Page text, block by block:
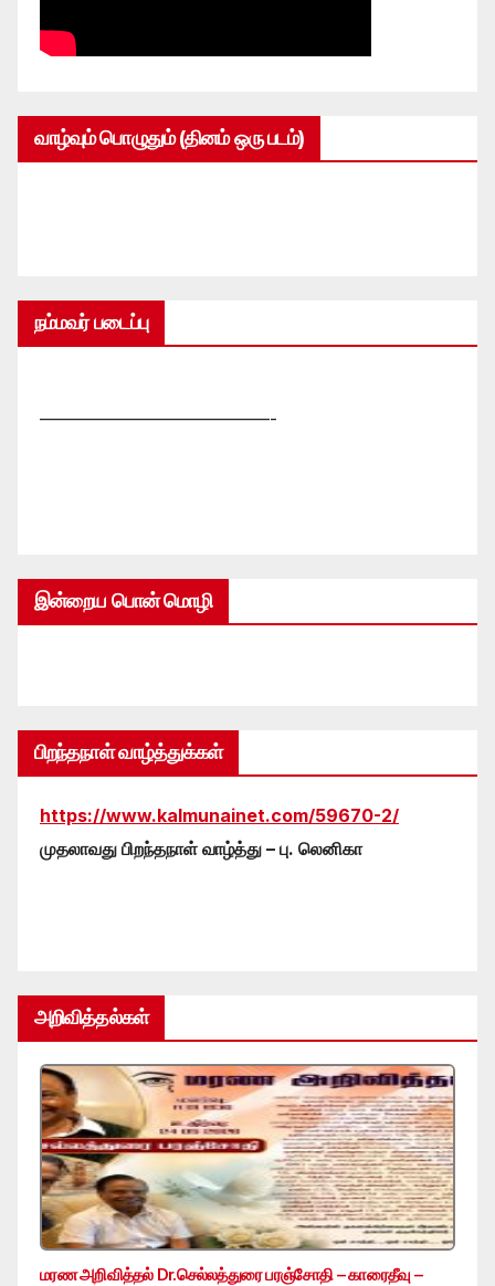
வாழ்வும் பொழுதும் (தினம் ஒரு படம்)
நம்மவர் படைப்பு
—————————————-
இன்றைய பொன் மொழி
பிறந்தநாள் வாழ்த்துக்கள்
https://www.kalmunainet.com/59670-2/
முதலாவது பிறந்தநாள் வாழ்த்து – பு. லெனிகா
அறிவித்தல்கள்
மரண அறிவித்தல் Dr.செல்லத்துரை பரஞ்சோதி – காரைதீவு –